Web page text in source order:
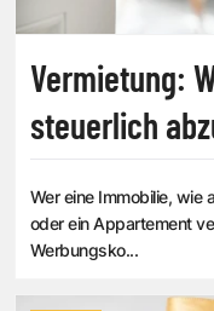
Vermietung:
steuerlich
Wer eine Immobilie, wie
oder ein Appartement
Werbungsko...